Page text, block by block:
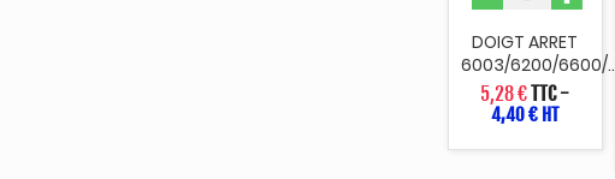
DOIGT ARRET
6003/6200/6600/...
5,28 €TTC-
4,40 € HT